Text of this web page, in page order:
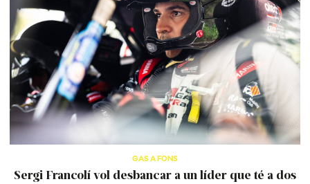
GAS A FONS
Sergi Francolí vol desbancar a un líder que té a dos